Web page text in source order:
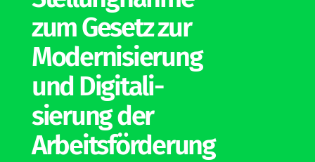
zum Gesetz zur
Moder­ni­sierung
und Digi­ta­li­
sierung der
Arbeitsförderung